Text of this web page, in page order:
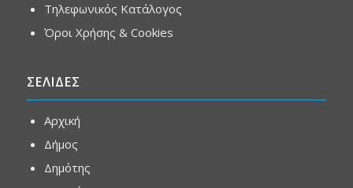
Τηλεφωνικός Κατάλογος
Όροι Χρήσης & Cookies
ΣΕΛΙΔΕΣ
Αρχική
Δήμος
Δημότης